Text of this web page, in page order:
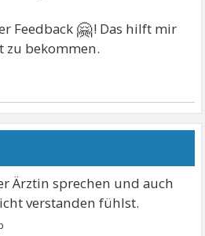
Feedback 🤗! Das hilft mir
zu bekommen.
Ärztin sprechen und auch
verstanden fühlst.